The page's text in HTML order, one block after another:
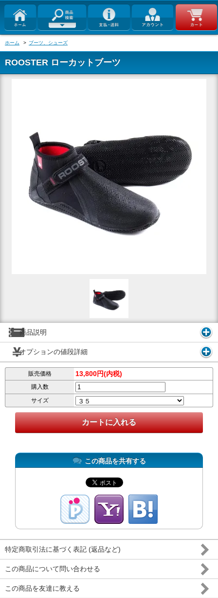
ホーム > ブーツ、シューズ
ROOSTER ローカットブーツ
商品説明
オプションの値段詳細
販売価格 13,800円(内税)
購入数
サイズ
この商品を共有する
特定商取引法に基づく表記 (返品など)
この商品について問い合わせる
この商品を友達に教える